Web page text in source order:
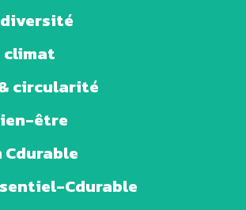
climat
circularité
être
Cdurable